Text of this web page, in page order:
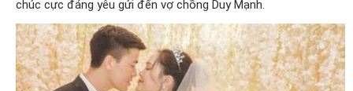
chúc cực đáng yêu gửi đến vợ chồng Duy Mạnh.